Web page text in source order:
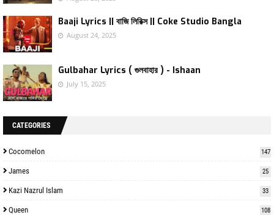
Baaji Lyrics || বাজি লিরিক্স || Coke Studio Bangla
August 24, 2025
Gulbahar Lyrics ( গুলবাহার ) - Ishaan
July 15, 2025
CATEGORIES
Cocomelon 147
James 25
Kazi Nazrul Islam 33
Queen 108